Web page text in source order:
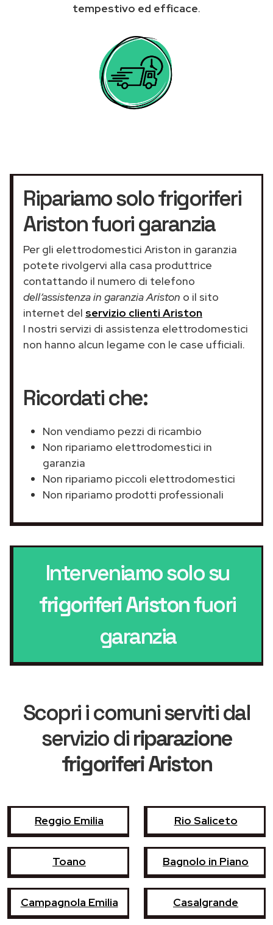
tempestivo ed efficace.
Ripariamo solo frigoriferi
Ariston fuori garanzia
Per gli elettrodomestici Ariston in garanzia
potete rivolgervi alla casa produttrice
contattando il numero di telefono
dell’assistenza in garanzia Ariston o il sito
internet del servizio clienti Ariston
I nostri servizi di assistenza elettrodomestici
non hanno alcun legame con le case ufficiali.
Ricordati che:
Non vendiamo pezzi di ricambio
Non ripariamo elettrodomestici in
garanzia
Non ripariamo piccoli elettrodomestici
Non ripariamo prodotti professionali
Interveniamo solo su
frigoriferi Aristonfuori
garanzia
Scopri i comuni serviti dal
servizio diriparazione
frigoriferi Ariston
Reggio Emilia Rio Saliceto
Toano Bagnolo in Piano
Campagnola Emilia Casalgrande